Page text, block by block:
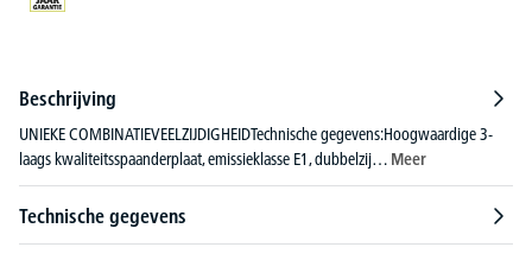
Beschrijving
UNIEKE COMBINATIEVEELZIJDIGHEIDTechnische gegevens:Hoogwaardige 3-
laags kwaliteitsspaanderplaat, emissieklasse E1, dubbelzij… Meer
Technische gegevens